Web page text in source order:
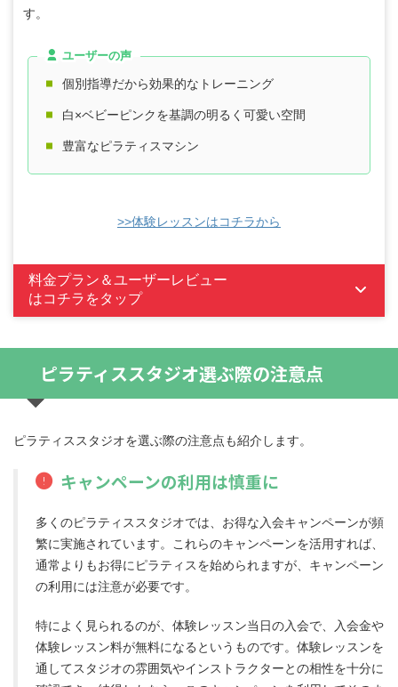
す。
ユーザーの声
個別指導だから効果的なトレーニング
白×ベビーピンクを基調の明るく可愛い空間
豊富なピラティスマシン
>>体験レッスンはコチラから
料金プラン＆ユーザーレビュー
はコチラをタップ
ピラティススタジオ選ぶ際の注意点
ピラティススタジオを選ぶ際の注意点も紹介します。
キャンペーンの利用は慎重に
多くのピラティススタジオでは、お得な入会キャンペーンが頻
繁に実施されています。これらのキャンペーンを活用すれば、
通常よりもお得にピラティスを始められますが、キャンペーン
の利用には注意が必要です。
特によく見られるのが、体験レッスン当日の入会で、入会金や
体験レッスン料が無料になるというものです。体験レッスンを
通してスタジオの雰囲気やインストラクターとの相性を十分に